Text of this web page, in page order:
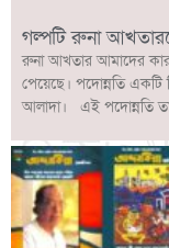
গল্পটি রুনা
রুনা আখতার আমাদের
পেয়েছে। পদোন্নতি একটি
আলাদা। এই পদোন্নতি